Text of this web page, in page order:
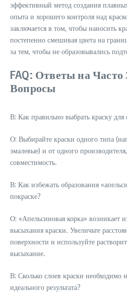
эффективный метод создания
опыта и хорошего контроля над
заключается в том, чтобы наносить
постепенно смешивая цвета на
за тем, чтобы не образовывались
FAQ: Ответы на
Вопросы
В: Как правильно выбрать краску для
О: Выбирайте краски одного типа
эмалевые) и от одного
совместимость.
В: Как избежать образования
покраске?
О: «Апельсиновая корка» возникает
высыхания краски. Увеличьте
поверхности и используйте
высыхание.
В: Сколько слоев краски необходимо
идеального результата?